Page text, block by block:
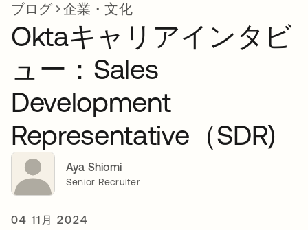
ブログ 企業・文化
Oktaキャリアインタビ
ュー：Sales
Development
Representative（SDR)
Aya Shiomi
Senior Recruiter
04 11月 2024